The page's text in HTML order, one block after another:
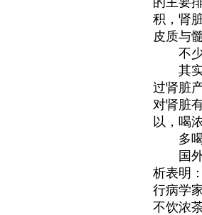
积，肾
皮质与
不少
其实
过肾脏
对肾脏
以，喝
多喝
国外
析表明
行病学
不饮浓